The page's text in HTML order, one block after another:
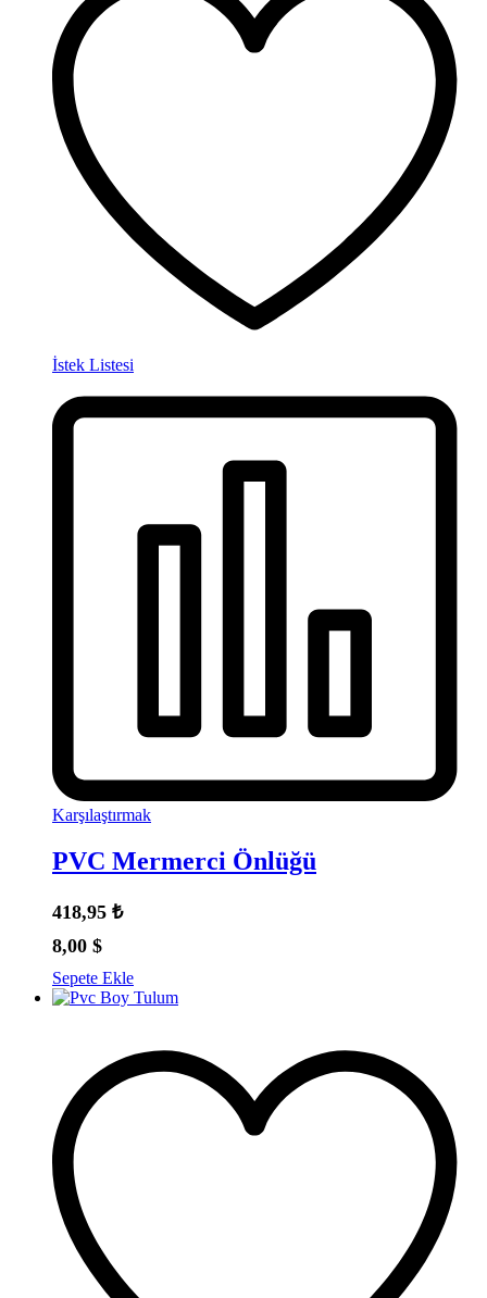
İstek Listesi
Karşılaştırmak
PVC Mermerci Önlüğü
418,95 ₺
8,00 $
Sepete Ekle